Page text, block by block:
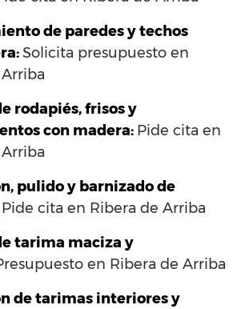
de paredes y techos
Solicita presupuesto en
rodapiés, frisos y
con madera: Pide cita en
pulido y barnizado de
Pide cita en Ribera de Arriba
tarima maciza y
en Ribera de Arriba
de tarimas interiores y